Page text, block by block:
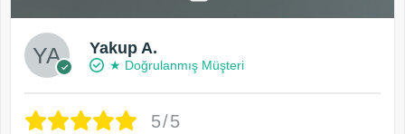
Yakup A.
★ Doğrulanmış Müşteri
5/5